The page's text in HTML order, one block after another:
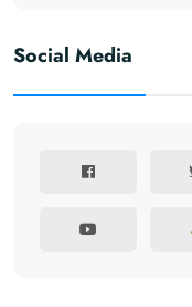
Social Media